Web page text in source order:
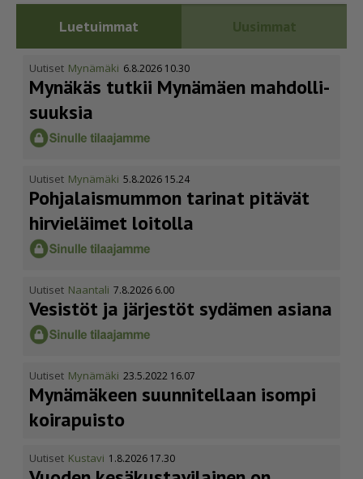
Luetuimmat Uusimmat
Uutiset Mynämäki 6.8.2026 10.30
Mynäkäs tutkii Mynämäen mahdol­li­
suuksia
Uutiset Mynämäki 5.8.2026 15.24
Pohja­lais­mummon tarinat pitävät
hirvieläimet loitolla
Uutiset Naantali 7.8.2026 6.00
Vesistöt ja järjestöt sydämen asiana
Uutiset Mynämäki 23.5.2022 16.07
Mynämäkeen suunnitellaan isompi
koirapuisto
Uutiset Kustavi 1.8.2026 17.30